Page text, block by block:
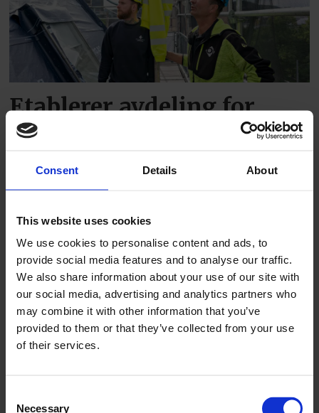
Consent Details About
This website uses cookies
We use cookies to personalise content and ads, to
provide social media features and to analyse our traffic.
We also share information about your use of our site with
our social media, advertising and analytics partners who
may combine it with other information that you’ve
provided to them or that they’ve collected from your use
of their services.
Necessary
Etablerer avdeling for
taktekking
PLUS
Årevis med utfordringer –
nå kan Frode endelig